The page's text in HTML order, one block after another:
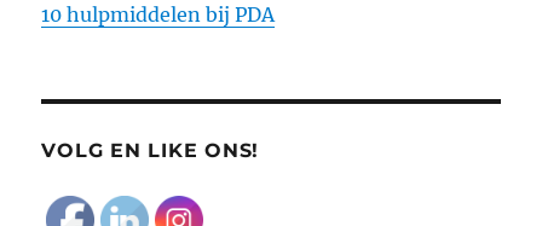
10 hulpmiddelen bij PDA
VOLG EN LIKE ONS!